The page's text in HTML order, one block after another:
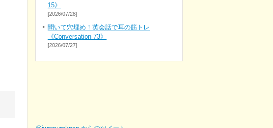
15》
[2026/07/28]
聞いて穴埋め！英会話で耳の筋トレ
《Conversation 73》
[2026/07/27]